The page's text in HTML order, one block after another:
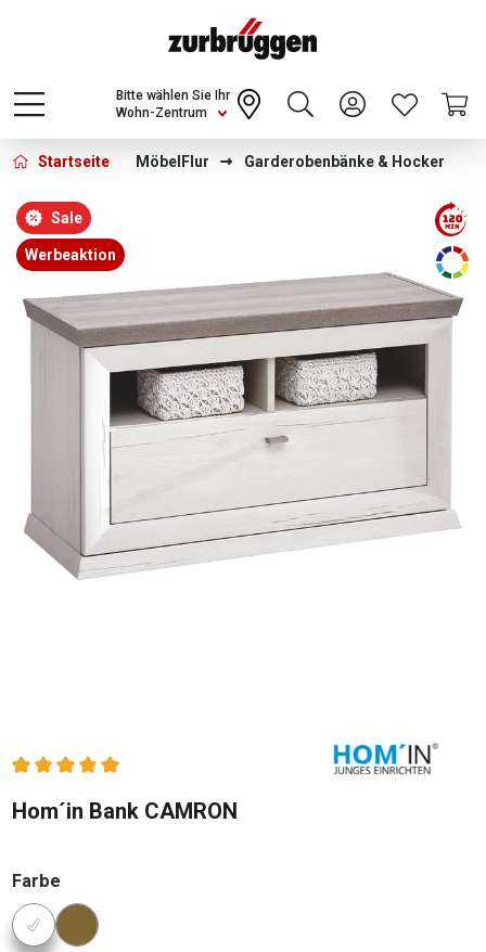
Choose a different country or region to see
content for your location and shop online
CONTINUE
Wohn-Zentrum
Bitte wählen Sie Ihr
Startseite Möbel Flur Garderobenbänke & Hocker
Bildergalerie überspringen
Sale
Werbeaktion
Durchschnittliche Bewertung von 5 von 5 Sternen
Hom´in Bank CAMRON
Farbe
Konfigurator Farbe